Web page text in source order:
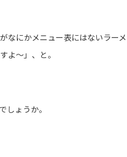
なにかメニュー表にはないラーメ
よ～」、と。
しょうか。